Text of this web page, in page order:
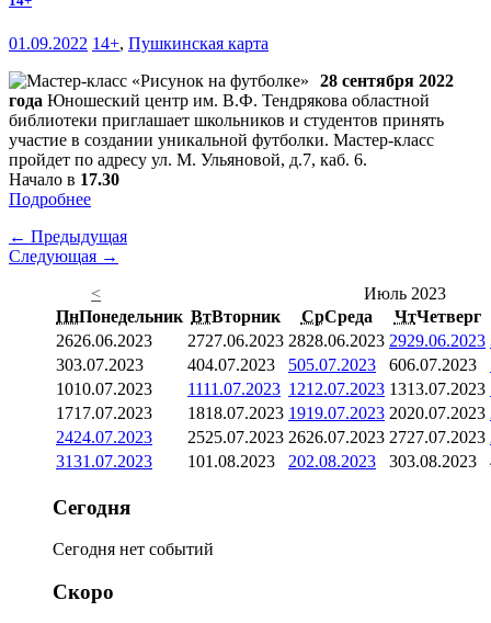
01.09.2022 14+, Пушкинская карта
28 сентября 2022
года Юношеский центр им. В.Ф. Тендрякова областной
библиотеки приглашает школьников и студентов принять
участие в создании уникальной футболки. Мастер-класс
пройдет по адресу ул. М. Ульяновой, д.7, каб. 6.
Начало в 17.30
Подробнее
← Предыдущая
Следующая →
<
Июль 2023
ПнПонедельник ВтВторник СрСреда ЧтЧетверг
2626.06.2023 2727.06.2023 2828.06.2023 2929.06.2023
303.07.2023 404.07.2023 505.07.2023 606.07.2023
1010.07.2023 1111.07.2023 1212.07.2023 1313.07.2023
1717.07.2023 1818.07.2023 1919.07.2023 2020.07.2023
2424.07.2023 2525.07.2023 2626.07.2023 2727.07.2023
3131.07.2023 101.08.2023 202.08.2023 303.08.2023
Сегодня
Сегодня нет событий
Скоро